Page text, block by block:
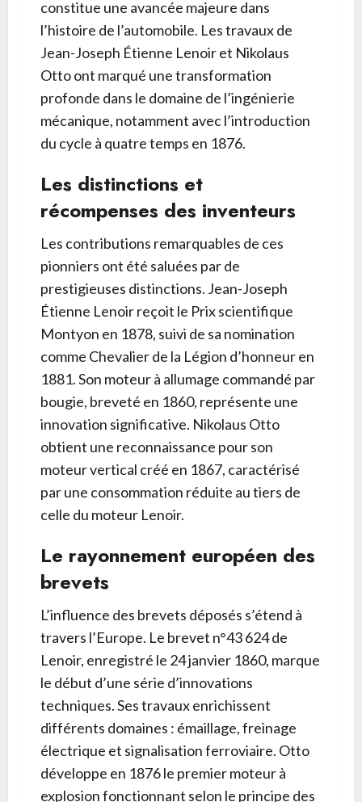
constitue une avancée majeure dans
l’histoire de l’automobile. Les travaux de
Jean-Joseph Étienne Lenoir et Nikolaus
Otto ont marqué une transformation
profonde dans le domaine de l’ingénierie
mécanique, notamment avec l’introduction
du cycle à quatre temps en 1876.
Les distinctions et
récompenses des inventeurs
Les contributions remarquables de ces
pionniers ont été saluées par de
prestigieuses distinctions. Jean-Joseph
Étienne Lenoir reçoit le Prix scientifique
Montyon en 1878, suivi de sa nomination
comme Chevalier de la Légion d’honneur en
1881. Son moteur à allumage commandé par
bougie, breveté en 1860, représente une
innovation significative. Nikolaus Otto
obtient une reconnaissance pour son
moteur vertical créé en 1867, caractérisé
par une consommation réduite au tiers de
celle du moteur Lenoir.
Le rayonnement européen des
brevets
L’influence des brevets déposés s’étend à
travers l’Europe. Le brevet n°43 624 de
Lenoir, enregistré le 24 janvier 1860, marque
le début d’une série d’innovations
techniques. Ses travaux enrichissent
différents domaines : émaillage, freinage
électrique et signalisation ferroviaire. Otto
développe en 1876 le premier moteur à
explosion fonctionnant selon le principe des